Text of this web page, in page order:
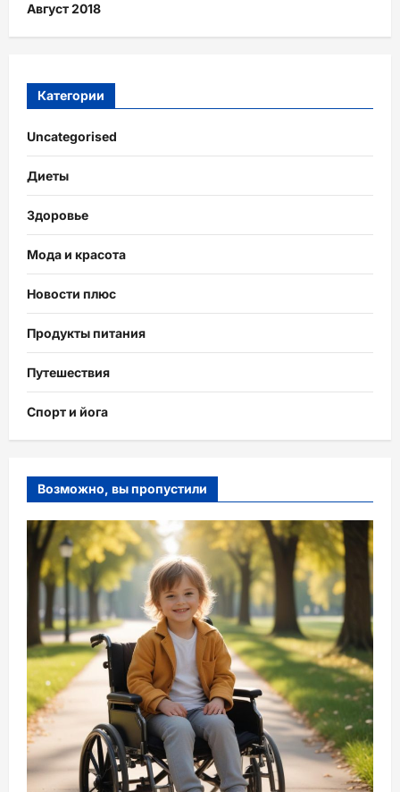
Август 2018
Категории
Uncategorised
Диеты
Здоровье
Мода и красота
Новости плюс
Продукты питания
Путешествия
Спорт и йога
Возможно, вы пропустили